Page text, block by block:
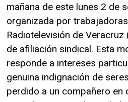
mañana de este lunes 2 de
organizada por
Radiotelevisión de Veracruz
de afiliación sindical. Esta
responde a intereses
genuina indignación de
perdido a un compañero en